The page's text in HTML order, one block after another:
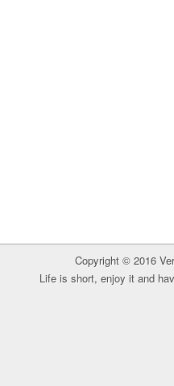
Copyright © 2016
Life is short, enjoy it and